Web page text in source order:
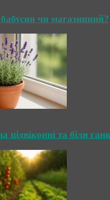
чи магазинний?
підвіконні та біля